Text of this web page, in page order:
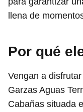
llena de
Por qué
Vengan a
Garzas Aguas
Cabañas situada